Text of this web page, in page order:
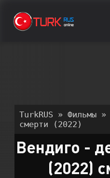
Запомнить
ВОЙТИ
TurkRUS » Фильмы »
смерти (2022)
Вендиго -
(2022)